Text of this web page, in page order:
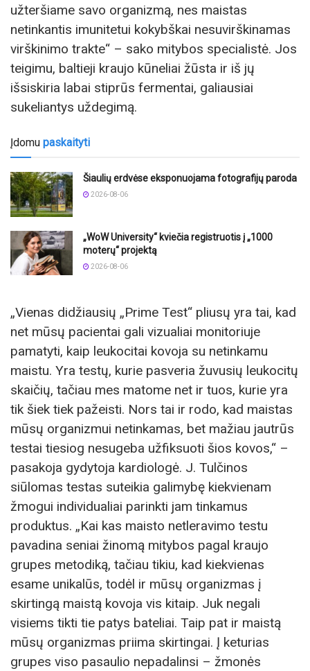
užteršiame savo organizmą, nes maistas
netinkantis imunitetui kokybškai nesuvirškinamas
virškinimo trakte“ – sako mitybos specialistė. Jos
teigimu, baltieji kraujo kūneliai žūsta ir iš jų
išsiskiria labai stiprūs fermentai, galiausiai
sukeliantys uždegimą.
Įdomu paskaityti
Šiaulių erdvėse eksponuojama fotografijų paroda
2026-08-06
„WoW University“ kviečia registruotis į „1000
moterų“ projektą
2026-08-06
„Vienas didžiausių „Prime Test“ pliusų yra tai, kad
net mūsų pacientai gali vizualiai monitoriuje
pamatyti, kaip leukocitai kovoja su netinkamu
maistu. Yra testų, kurie pasveria žuvusių leukocitų
skaičių, tačiau mes matome net ir tuos, kurie yra
tik šiek tiek pažeisti. Nors tai ir rodo, kad maistas
mūsų organizmui netinkamas, bet mažiau jautrūs
testai tiesiog nesugeba užfiksuoti šios kovos,“ –
pasakoja gydytoja kardiologė. J. Tulčinos
siūlomas testas suteikia galimybę kiekvienam
žmogui individualiai parinkti jam tinkamus
produktus. „Kai kas maisto netleravimo testu
pavadina seniai žinomą mitybos pagal kraujo
grupes metodiką, tačiau tikiu, kad kiekvienas
esame unikalūs, todėl ir mūsų organizmas į
skirtingą maistą kovoja vis kitaip. Juk negali
visiems tikti tie patys bateliai. Taip pat ir maistą
mūsų organizmas priima skirtingai. Į keturias
grupes viso pasaulio nepadalinsi – žmonės